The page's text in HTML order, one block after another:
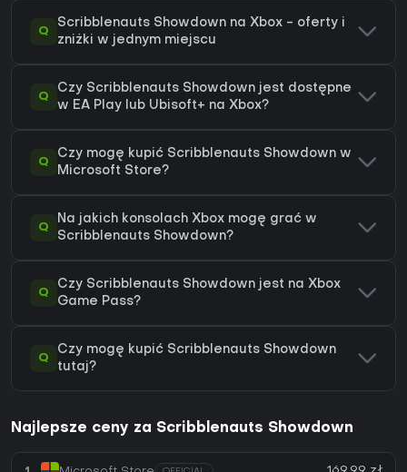
Q
Scribblenauts Showdown na Xbox - oferty i
zniżki w jednym miejscu
Q
Czy Scribblenauts Showdown jest dostępne
w EA Play lub Ubisoft+ na Xbox?
Q
Czy mogę kupić Scribblenauts Showdown w
Microsoft Store?
Q
Na jakich konsolach Xbox mogę grać w
Scribblenauts Showdown?
Q
Czy Scribblenauts Showdown jest na Xbox
Game Pass?
Q
Czy mogę kupić Scribblenauts Showdown
tutaj?
Najlepsze ceny za Scribblenauts Showdown